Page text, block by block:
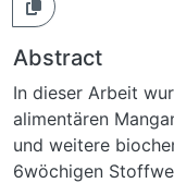
Abstract
In dieser Arbeit
alimentären
und weitere
6wöchigen